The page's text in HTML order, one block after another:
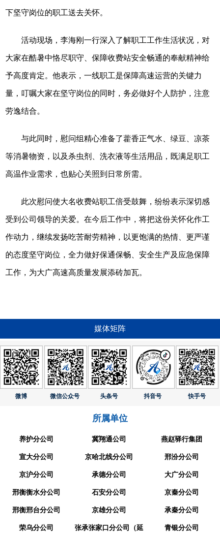
下坚守岗位的职工送去关怀。
活动现场，李海刚一行深入了解职工工作生活状况，对
大家在酷暑中恪尽职守、保障收费站安全畅通的奉献精神给
予高度肯定。他表示，一线职工是保障高速运营的关键力
量，叮嘱大家在坚守岗位的同时，务必做好个人防护，注意
劳逸结合。
与此同时，慰问组精心准备了藿香正气水、绿豆、凉茶
等消暑物资，以及杀虫剂、洗衣液等生活用品，既满足职工
高温作业需求，也贴心关照到日常所需。
此次慰问使大名收费站职工倍受鼓舞，纷纷表示深切感
受到公司领导的关爱。在今后工作中，将把这份关怀化作工
作动力，继续发扬吃苦耐劳精神，以更饱满的热情、更严谨
的态度坚守岗位，全力做好保通保畅、安全生产及应急保障
工作，为大广高速高质量发展添砖加瓦。
媒体矩阵
微博 微信公众号 头条号 抖音号 快手号
所属单位
养护分公司 冀翔通公司 燕赵驿行集团
宣大分公司 京哈北线分公司 邢汾分公司
京沪分公司 承德分公司 大广分公司
邢衡衡水分公司 石安分公司 京秦分公司
邢衡邢台分公司 京雄分公司 承秦分公司
荣乌分公司 张承张家口分公司（延 青银分公司